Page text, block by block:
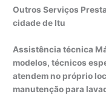
Outros Serviços
cidade de Itu
Assistência técnica
modelos, técnicos
atendem no próprio
manutenção para